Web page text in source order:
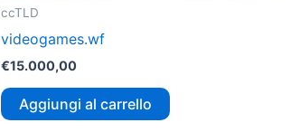
ccTLD
videogames.wf
€15.000,00
Aggiungi al carrello